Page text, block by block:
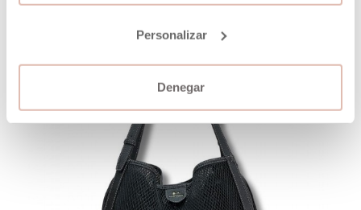
Personalizar
Denegar